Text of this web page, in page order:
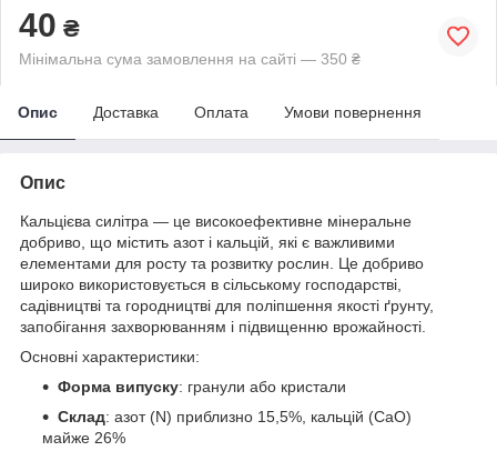
40 ₴
Мінімальна сума замовлення на сайті — 350 ₴
Опис Доставка Оплата Умови повернення
Опис
Кальцієва силітра — це високоефективне мінеральне
добриво, що містить азот і кальцій, які є важливими
елементами для росту та розвитку рослин. Це добриво
широко використовується в сільському господарстві,
садівництві та городництві для поліпшення якості ґрунту,
запобігання захворюванням і підвищенню врожайності.
Основні характеристики:
Форма випуску: гранули або кристали
Склад: азот (N) приблизно 15,5%, кальцій (CaO)
майже 26%